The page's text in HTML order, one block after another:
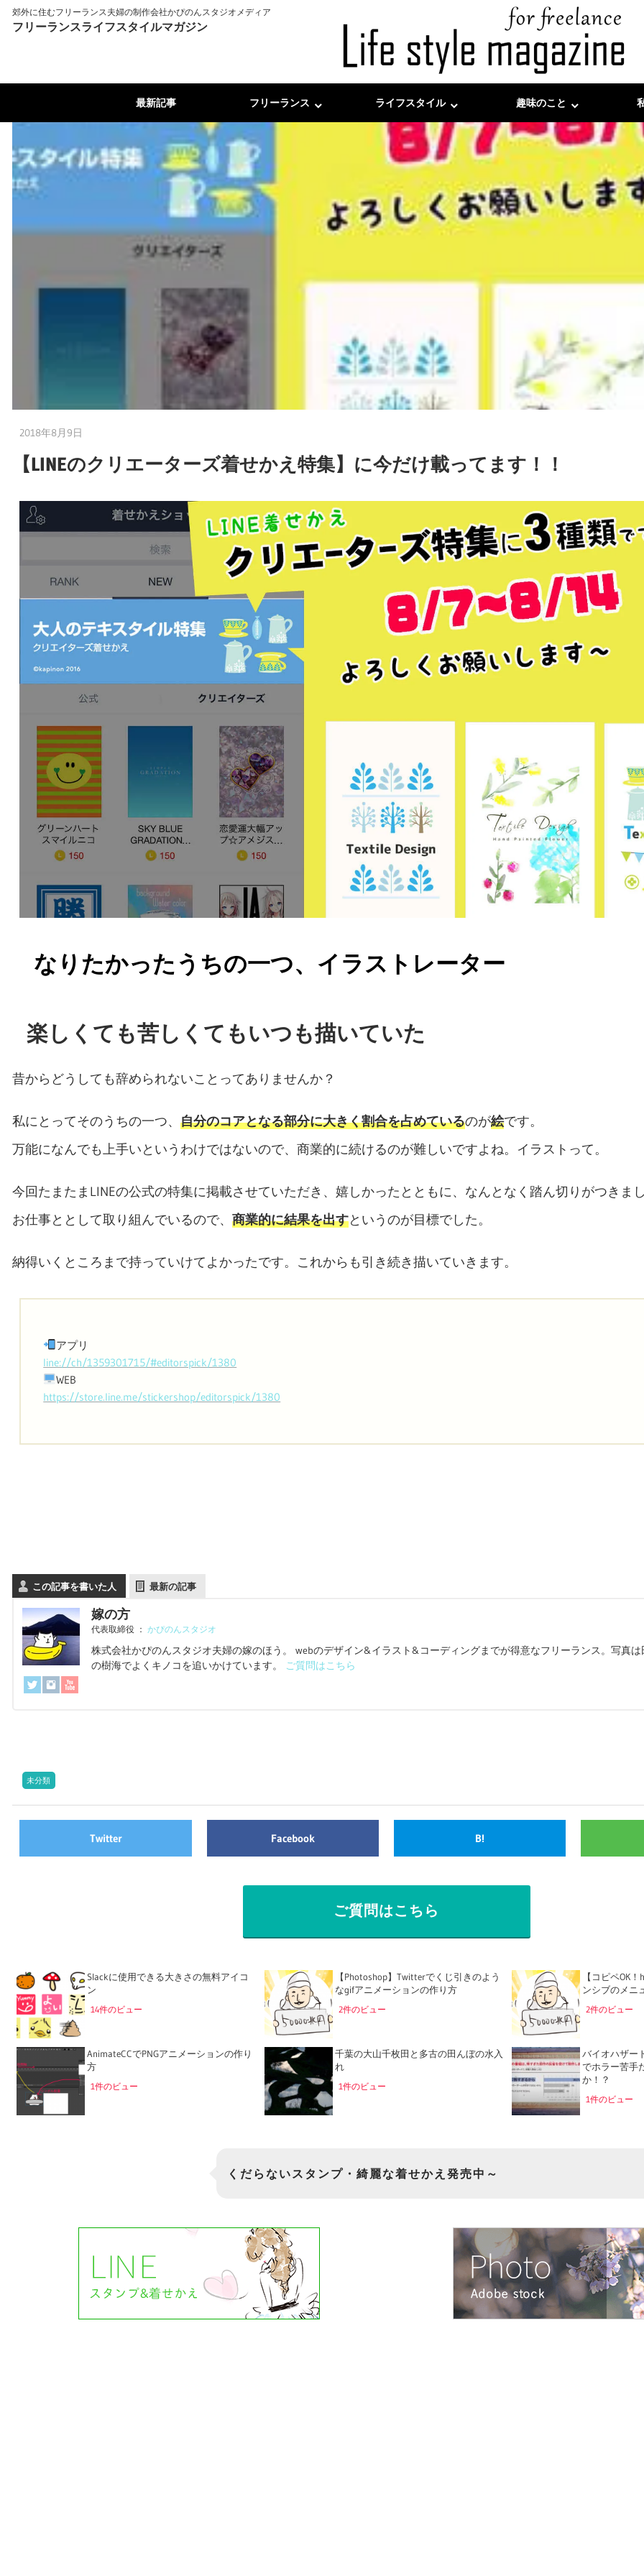
フリーランスライフスタイルマガジン
郊外に住むフリーランス夫婦の制作会社かぴのんスタジオメディア
最新記事 フリーランス ライフスタイル 趣味のこと
2018年8月9日
【LINEのクリエーターズ着せかえ特集】に今だけ載ってます！！
なりたかったうちの一つ、イラストレーター
楽しくても苦しくてもいつも描いていた
昔からどうしても辞められないことってありませんか？
私にとってそのうちの一つ、 自分のコアとなる部分に大きく割合を占めているのが絵です。
万能になんでも上手いというわけではないので、商業的に続けるのが難しいですよね。イラストって。
今回たまたまLINEの公式の特集に掲載させていただき、嬉しかったとともに、なんとなく踏ん切りがつきま
お仕事ととして取り組んでいるので、 商業的に結果を出すというのが目標でした。
納得いくところまで持っていけてよかったです。これからも引き続き描いていきます。
アプリ
line://ch/1359301715/#editorspick/1380
WEB
https://store.line.me/stickershop/editorspick/1380
この記事を書いた人 最新の記事
嫁の方
代表取締役 ： かぴのんスタジオ
株式会社かぴのんスタジオ夫婦の嫁のほう。 webのデザイン&イラスト&コーディングまでが得意なフリーランス。写真
の樹海でよくキノコを追いかけています。
ご質問はこちら
未分類
Twitter Facebook B!
ご質問はこちら
Slackに使用できる大きさの無料アイコ
ン
14件のビュー
【Photoshop】Twitterでくじ引きのよう
なgifアニメーションの作り方
2件のビュー
【コピペOK
ンシブのメニ
2件のビュー
AnimateCCでPNGアニメーションの作り
方
1件のビュー
千葉の大山千枚田と多古の田んぼの水入
れ
1件のビュー
バイオハザー
でホラー苦手
か！？
1件のビュー
くだらないスタンプ・綺麗な着せかえ発売中～